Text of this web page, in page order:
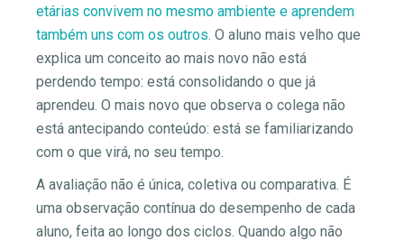
etárias convivem no mesmo ambiente e aprendem
também uns com os outros. O aluno mais velho que
explica um conceito ao mais novo não está
perdendo tempo: está consolidando o que já
aprendeu. O mais novo que observa o colega não
está antecipando conteúdo: está se familiarizando
com o que virá, no seu tempo.
A avaliação não é única, coletiva ou comparativa. É
uma observação contínua do desempenho de cada
aluno, feita ao longo dos ciclos. Quando algo não